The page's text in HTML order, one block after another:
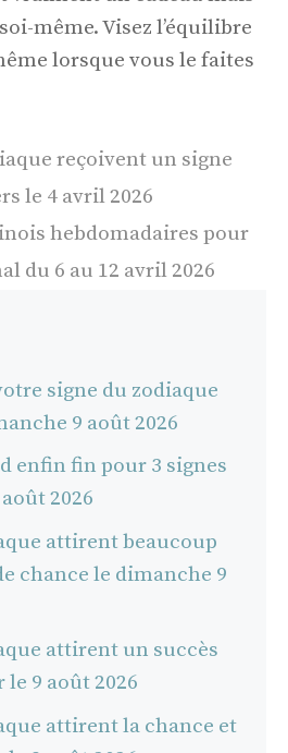
même. Visez l’équilibre
lorsque vous le faites
reçoivent un signe
le 4 avril 2026
hebdomadaires pour
du 6 au 12 avril 2026
signe du zodiaque
9 août 2026
enfin fin pour 3 signes
2026
attirent beaucoup
chance le dimanche 9
attirent un succès
9 août 2026
attirent la chance et